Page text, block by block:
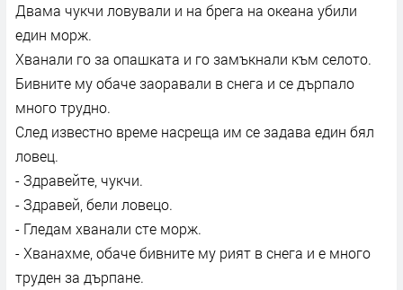
Двама чукчи ловували и на брега на океана убили
един морж.
Хванали го за опашката и го замъкнали към селото.
Бивните му обаче заоравали в снега и се дърпало
много трудно.
След известно време насреща им се задава един бял
ловец.
- Здравейте, чукчи.
- Здравей, бели ловецо.
- Гледам хванали сте морж.
- Хванахме, обаче бивните му рият в снега и е много
труден за дърпане.